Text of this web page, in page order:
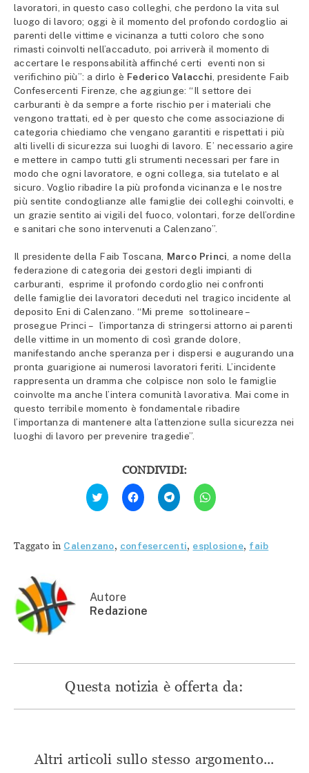
lavoratori, in questo caso colleghi, che perdono la vita sul
luogo di lavoro; oggi è il momento del profondo cordoglio ai
parenti delle vittime e vicinanza a tutti coloro che sono
rimasti coinvolti nell’accaduto, poi arriverà il momento di
accertare le responsabilità affinché certi eventi non si
verifichino più”: a dirlo è Federico Valacchi , presidente Faib
Confesercenti Firenze, che aggiunge: “Il settore dei
carburanti è da sempre a forte rischio per i materiali che
vengono trattati, ed è per questo che come associazione di
categoria chiediamo che vengano garantiti e rispettati i più
alti livelli di sicurezza sui luoghi di lavoro. E’ necessario agire
e mettere in campo tutti gli strumenti necessari per fare in
modo che ogni lavoratore, e ogni collega, sia tutelato e al
sicuro. Voglio ribadire la più profonda vicinanza e le nostre
più sentite condoglianze alle famiglie dei colleghi coinvolti, e
un grazie sentito ai vigili del fuoco, volontari, forze dell’ordine
e sanitari che sono intervenuti a Calenzano”.
Il presidente della Faib Toscana, Marco Princi , a nome della
federazione di categoria dei gestori degli impianti di
carburanti, esprime il profondo cordoglio nei confronti
delle famiglie dei lavoratori deceduti nel tragico incidente al
deposito Eni di Calenzano. “Mi preme sottolineare –
prosegue Princi – l’importanza di stringersi attorno ai parenti
delle vittime in un momento di così grande dolore,
manifestando anche speranza per i dispersi e augurando una
pronta guarigione ai numerosi lavoratori feriti. L’incidente
rappresenta un dramma che colpisce non solo le famiglie
coinvolte ma anche l’intera comunità lavorativa. Mai come in
questo terribile momento è fondamentale ribadire
l’importanza di mantenere alta l’attenzione sulla sicurezza nei
luoghi di lavoro per prevenire tragedie”.
CONDIVIDI:
Fai
clic
qui
Twitter
(Si
finestra)
Fai
clic
per
condividere
(Si
apre
Fai
clic
per
condividere
(Si
apre
Fai
clic
per
(Si
apre
Taggato in Calenzano, confesercenti, esplosione, faib
Autore
Redazione
Questa notizia è offerta da:
Altri articoli sullo stesso argomento...